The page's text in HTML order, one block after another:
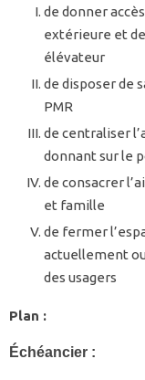
de donner
extérieure et de
élévateur
de disposer de
PMR
de centraliser
donnant sur le
de consacrer
et famille
de fermer
actuellement
des usagers
Plan :
Échéancier :